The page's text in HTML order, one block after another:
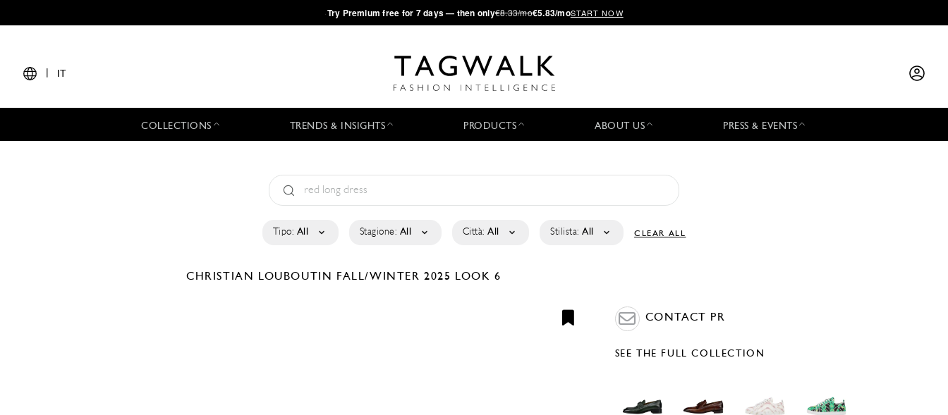
·Try Premium free for 7 days — then only€8.33/mo€5.83/moSTART NOW
IT
COLLECTIONS TRENDS & INSIGHTS PRODUCTS ABOUT US PRESS & EVENTS
Tipo: All Stagione: All Città: All Stilista: All CLEAR ALL
CHRISTIAN LOUBOUTIN FALL/WINTER 2025 LOOK 6
CONTACT PR
SEE THE FULL COLLECTION